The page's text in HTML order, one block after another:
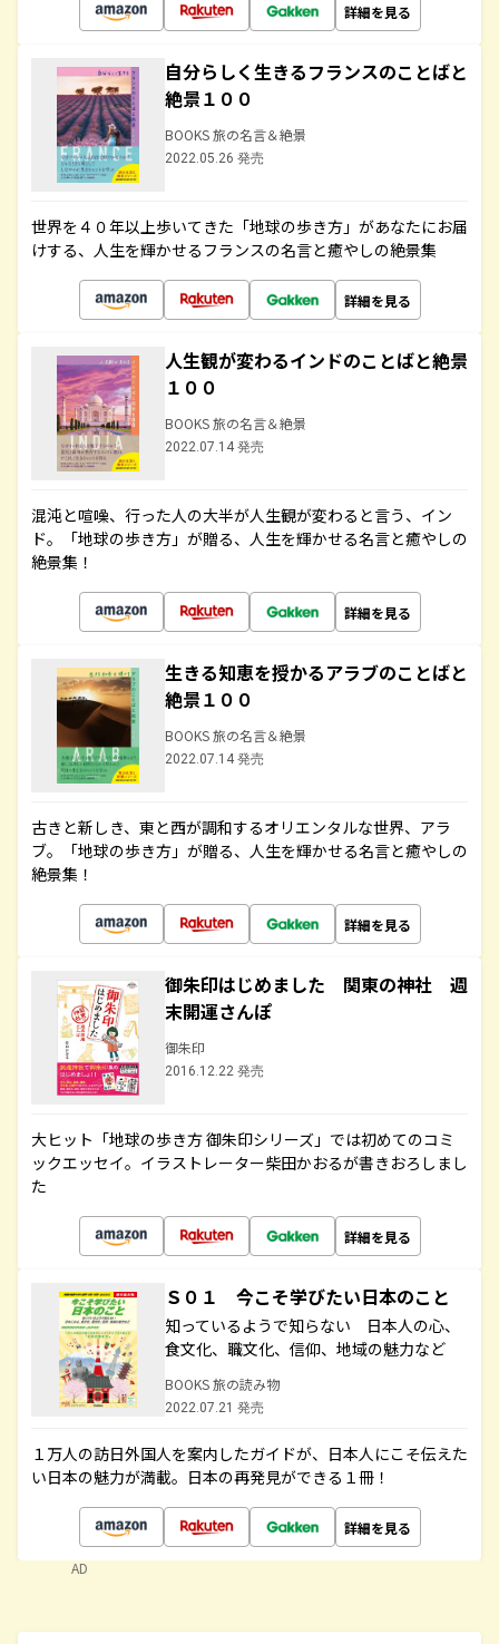
詳細を見る
自分らしく生きるフランスのことばと
絶景１００
BOOKS 旅の名言＆絶景
2022.05.26 発売
世界を４０年以上歩いてきた「地球の歩き方」があなたにお届
けする、人生を輝かせるフランスの名言と癒やしの絶景集
詳細を見る
人生観が変わるインドのことばと絶景
１００
BOOKS 旅の名言＆絶景
2022.07.14 発売
混沌と喧噪、行った人の大半が人生観が変わると言う、イン
ド。「地球の歩き方」が贈る、人生を輝かせる名言と癒やしの
絶景集！
詳細を見る
生きる知恵を授かるアラブのことばと
絶景１００
BOOKS 旅の名言＆絶景
2022.07.14 発売
古きと新しき、東と西が調和するオリエンタルな世界、アラ
ブ。「地球の歩き方」が贈る、人生を輝かせる名言と癒やしの
絶景集！
詳細を見る
御朱印はじめました 関東の神社 週
末開運さんぽ
御朱印
2016.12.22 発売
大ヒット「地球の歩き方 御朱印シリーズ」では初めてのコミ
ックエッセイ。イラストレーター柴田かおるが書きおろしまし
た
詳細を見る
Ｓ０１ 今こそ学びたい日本のこと
知っているようで知らない 日本人の心、
食文化、職文化、信仰、地域の魅力など
BOOKS 旅の読み物
2022.07.21 発売
１万人の訪日外国人を案内したガイドが、日本人にこそ伝えた
い日本の魅力が満載。日本の再発見ができる１冊！
詳細を見る
AD